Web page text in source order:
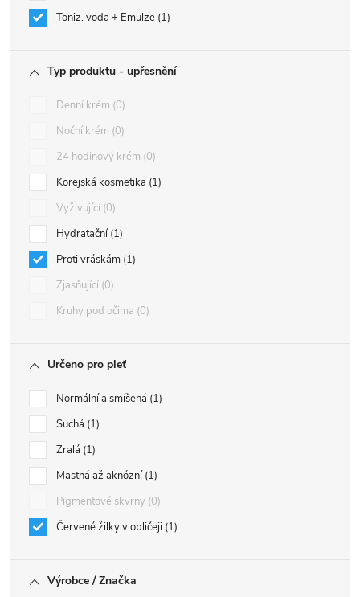
Toniz. voda + Emulze 1
Typ produktu - upřesnění
Denní krém 0
Noční krém 0
24 hodinový krém 0
Korejská kosmetika 1
Vyživující 0
Hydratační 1
Proti vráskám 1
Zjasňující 0
Kruhy pod očima 0
Určeno pro pleť
Normální a smíšená 1
Suchá 1
Zralá 1
Mastná až aknózní 1
Pigmentové skvrny 0
Červené žilky v obličeji 1
Výrobce / Značka